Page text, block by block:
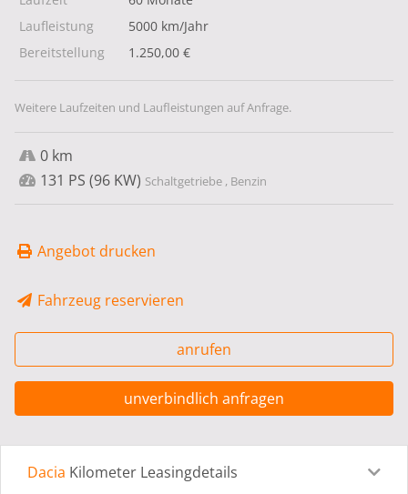
Laufleistung
5000 km/Jahr
Bereitstellung
1.250,00 €
Weitere Laufzeiten und Laufleistungen auf Anfrage.
0 km
131 PS (96 KW) Schaltgetriebe , Benzin
Angebot drucken
Fahrzeug reservieren
anrufen
unverbindlich anfragen
Leasingdetails Fahrzeugdetails
Dacia Kilometer Leasingdetails